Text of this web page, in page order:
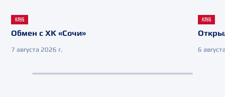
КЛУБ
Обмен с ХК «Сочи»
7 августа 2026 г.
КЛУБ
6